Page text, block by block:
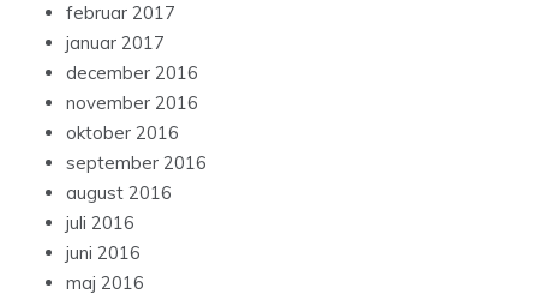
februar 2017
januar 2017
december 2016
november 2016
oktober 2016
september 2016
august 2016
juli 2016
juni 2016
maj 2016